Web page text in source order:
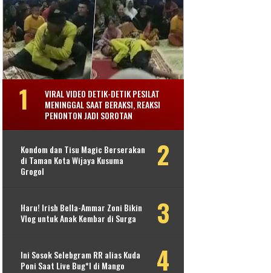
VIRAL VIDEO DETIK-DETIK PESILAT
MENINGGAL SAAT BERAKSI, REAKSI
PENONTON JADI SOROTAN
Kondom dan Tisu Magic Berserakan
di Taman Kota Wijaya Kusuma
Grogol
Haru! Irish Bella-Ammar Zoni Bikin
Vlog untuk Anak Kembar di Surga
Ini Sosok Selebgram RR alias Kuda
Poni Saat Live Bug*l di Mango